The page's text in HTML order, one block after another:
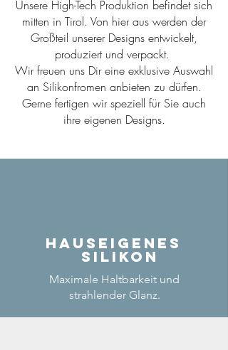
Unsere High-Tech Produktion befindet sich
mitten in Tirol. Von hier aus werden der
Großteil unserer Designs entwickelt,
produziert und verpackt.
Wir freuen uns Dir eine exklusive Auswahl
an Silikonfromen anbieten zu dürfen.
Gerne fertigen wir speziell für Sie auch
ihre eigenen Designs.
Hauseigenes
Silikon
Maximale Haltbarkeit und
strahlender Glanz.